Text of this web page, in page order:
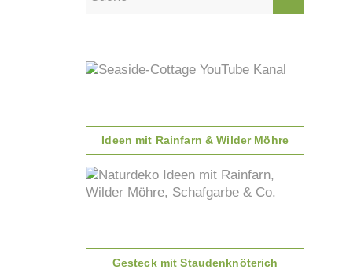
Ideen mit Rainfarn & Wilder Möhre
Gesteck mit Staudenknöterich